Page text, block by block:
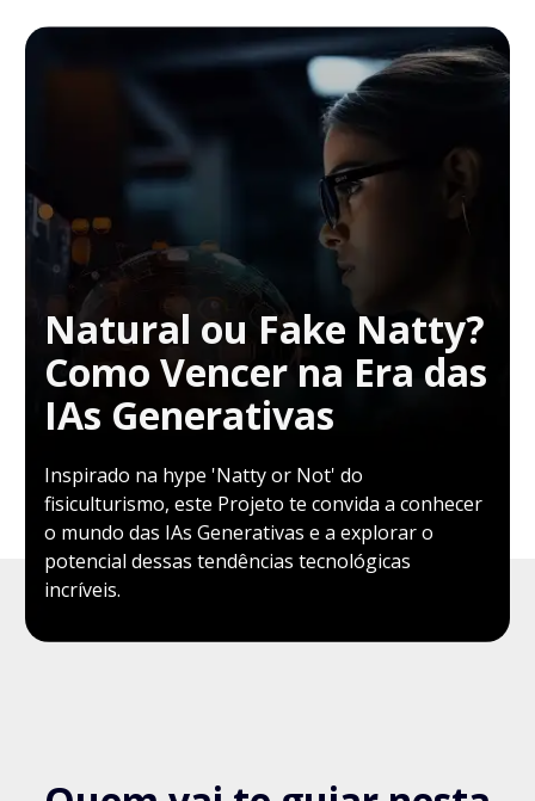
Natural ou Fake Natty?
Como Vencer na Era das
IAs Generativas
Inspirado na hype 'Natty or Not' do
fisiculturismo, este Projeto te convida a conhecer
o mundo das IAs Generativas e a explorar o
potencial dessas tendências tecnológicas
incríveis.